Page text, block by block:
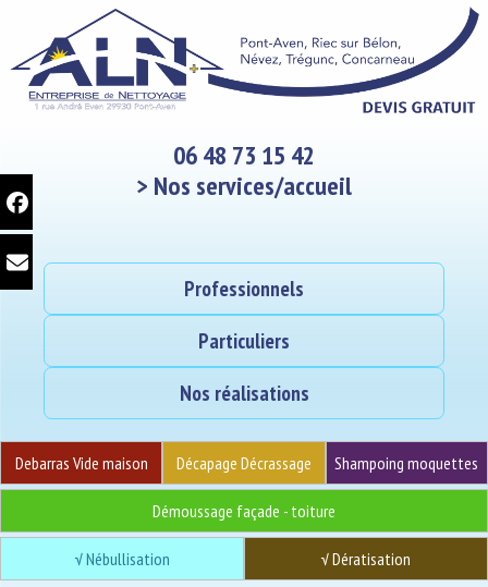
06 48 73 15 42
> Nos services/accueil
Professionnels
Particuliers
Nos réalisations
Debarras Vide maison Décapage Décrassage Shampoing moquettes
Démoussage façade - toiture
√ Nébullisation √ Dératisation